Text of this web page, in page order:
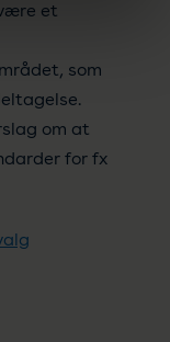
et
som
om at
for fx